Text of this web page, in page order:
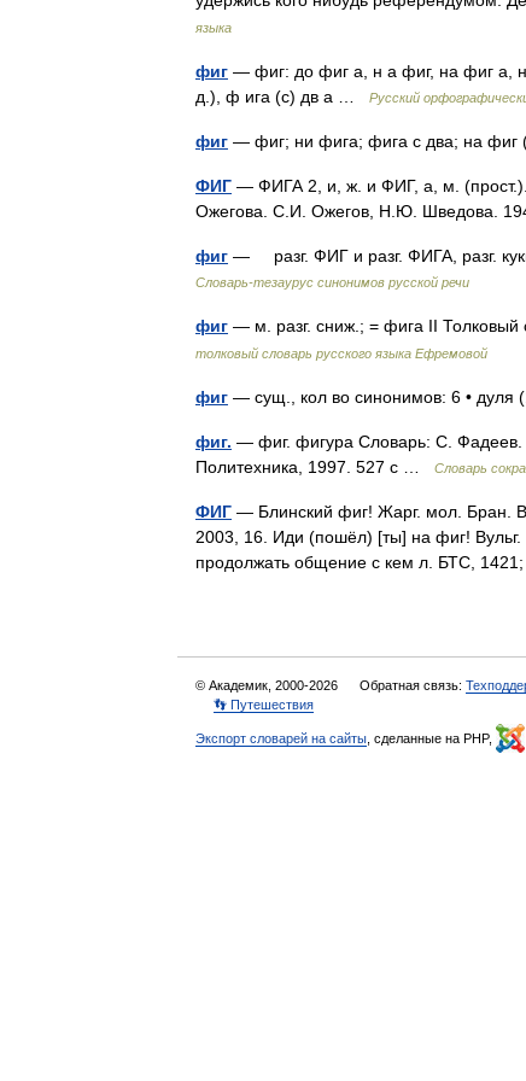
языка
фиг — фиг: до фиг а, н а фиг, на фиг а,
д.), ф ига (с) дв а …
Русский
фиг — фиг; ни фига; фига с два; на фиг
ФИГ — ФИГА 2, и, ж. и ФИГ, а, м. (прост.).
Ожегова. С.И. Ожегов, Н.Ю. Шведова.
фиг — разг. ФИГ и разг. ФИГА, разг.
Словарь-тезаурус синонимов русской речи
фиг — м. разг. сниж.; = фига II
толковый словарь русского языка Ефремовой
фиг — сущ., кол во синонимов: 6 • дуля
фиг. — фиг. фигура Словарь: С. Фадеев.
Политехника, 1997. 527 с …
Словарь
ФИГ — Блинский фиг! Жарг. мол. Бран.
2003, 16. Иди (пошёл) [ты] на фиг!
продолжать общение с кем л. БТС,
© Академик, 2000-2026 Обратная связь:
👣 Путешествия
Экспорт словарей на сайты , сделанные на PHP,